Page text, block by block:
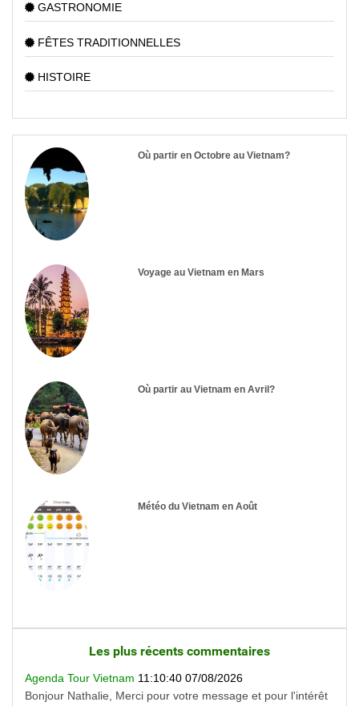
GASTRONOMIE
FÊTES TRADITIONNELLES
HISTOIRE
Où partir en Octobre au Vietnam?
Voyage au Vietnam en Mars
Où partir au Vietnam en Avril?
Météo du Vietnam en Août
Les plus récents commentaires
Agenda Tour Vietnam 11:10:40 07/08/2026
Bonjour Nathalie, Merci pour votre message et pour l'intérêt